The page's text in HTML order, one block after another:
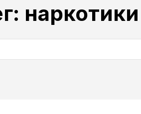
наркотики